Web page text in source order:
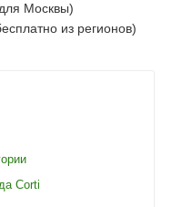
Москвы)
из регионов)
Corti